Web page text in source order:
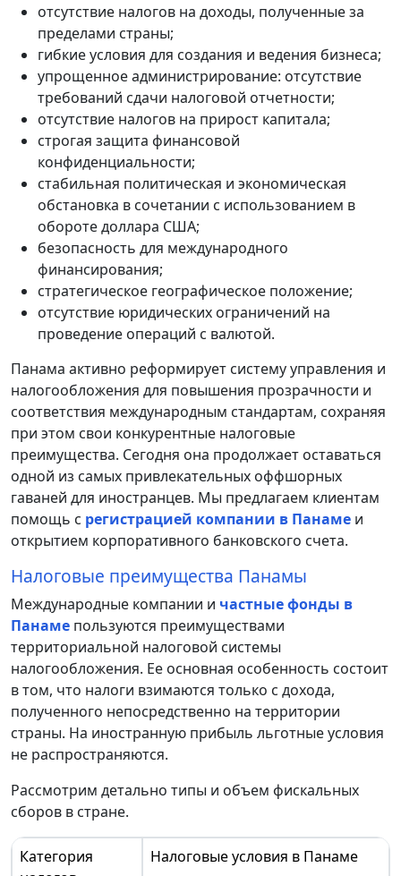
отсутствие налогов на доходы, полученные за
пределами страны;
гибкие условия для создания и ведения бизнеса;
упрощенное администрирование: отсутствие
требований сдачи налоговой отчетности;
отсутствие налогов на прирост капитала;
строгая защита финансовой
конфиденциальности;
стабильная политическая и экономическая
обстановка в сочетании с использованием в
обороте доллара США;
безопасность для международного
финансирования;
стратегическое географическое положение;
отсутствие юридических ограничений на
проведение операций с валютой.
Панама активно реформирует систему управления и
налогообложения для повышения прозрачности и
соответствия международным стандартам, сохраняя
при этом свои конкурентные налоговые
преимущества. Сегодня она продолжает оставаться
одной из самых привлекательных оффшорных
гаваней для иностранцев. Мы предлагаем клиентам
помощь с регистрацией компании в Панаме и
открытием корпоративного банковского счета.
Налоговые преимущества Панамы
Международные компании и частные фонды в
Панаме пользуются преимуществами
территориальной налоговой системы
налогообложения. Ее основная особенность состоит
в том, что налоги взимаются только с дохода,
полученного непосредственно на территории
страны. На иностранную прибыль льготные условия
не распространяются.
Рассмотрим детально типы и объем фискальных
сборов в стране.
Категория
Налоговые условия в Панаме